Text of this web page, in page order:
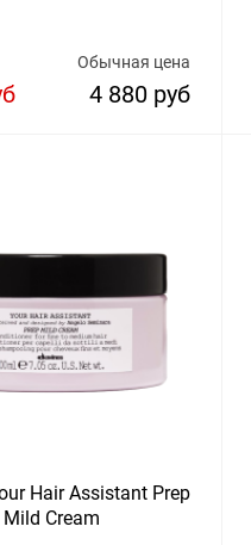
Обычная цена
4 880 руб
Hair Assistant Prep
Mild Cream